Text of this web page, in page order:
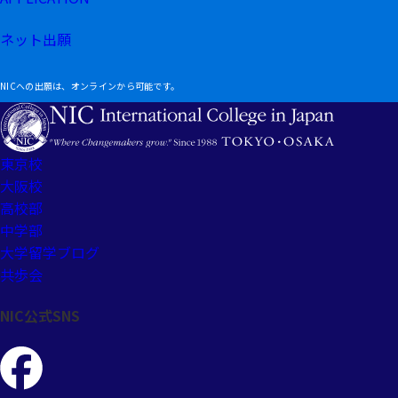
ネット出願
NICへの出願は、オンラインから可能です。
東京校
大阪校
高校部
中学部
大学留学ブログ
共歩会
NIC公式SNS